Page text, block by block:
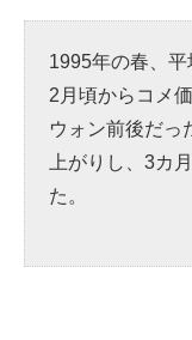
1995年の春、平
2月頃からコメ
ウォン前後だっ
上がりし、3カ
た。